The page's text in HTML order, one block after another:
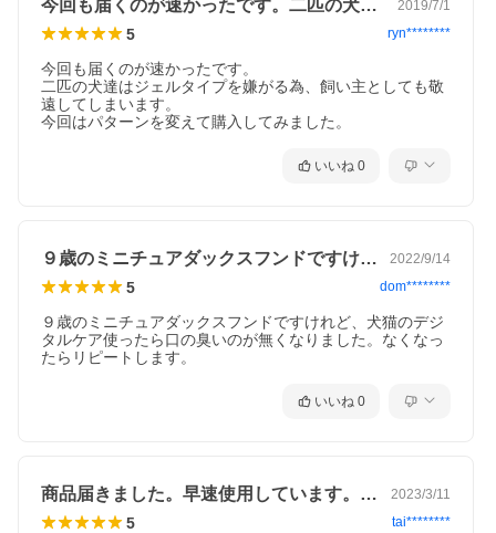
今回も届くのが速かったです。二匹の犬達… 2019/7/1
5 ryn********
今回も届くのが速かったです。
二匹の犬達はジェルタイプを嫌がる為、飼い主としても敬
遠してしまいます。
今回はパターンを変えて購入してみました。
いいね 0
９歳のミニチュアダックスフンドですけれ… 2022/9/14
5 dom********
９歳のミニチュアダックスフンドですけれど、犬猫のデジ
タルケア使ったら口の臭いのが無くなりました。なくなっ
たらリピートします。
いいね 0
商品届きました。早速使用しています。今… 2023/3/11
5 tai********